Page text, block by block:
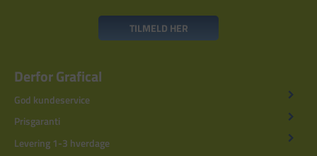
TILMELD HER
Derfor Grafical
God kundeservice
Prisgaranti
Levering 1-3 hverdage